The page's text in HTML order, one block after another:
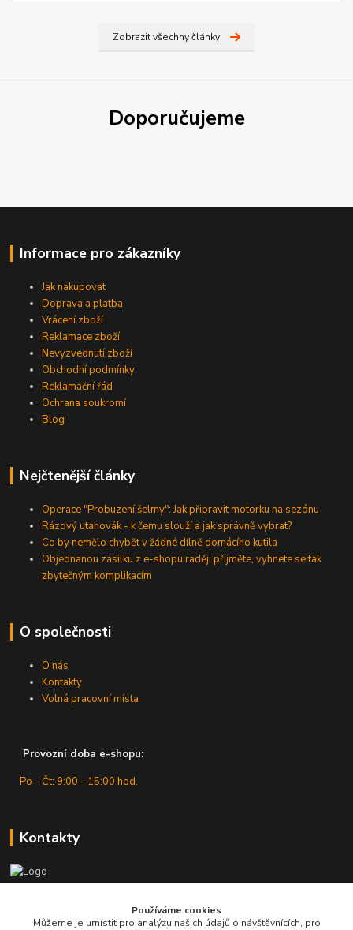
Zobrazit všechny články
Doporučujeme
Informace pro zákazníky
Jak nakupovat
Doprava a platba
Vrácení zboží
Reklamace zboží
Nevyzvednutí zboží
Obchodní podmínky
Reklamační řád
Ochrana soukromí
Blog
Nejčtenější články
Operace "Probuzení šelmy": Jak připravit motorku na sezónu
Rázový utahovák - k čemu slouží a jak správně vybrat?
Co by nemělo chybět v žádné dílně domácího kutila
Objednanou zásilku z e-shopu raději přijměte, vyhnete se tak
zbytečným komplikacím
O společnosti
O nás
Kontakty
Volná pracovní místa
Provozní doba e-shopu:
Po - Čt: 9:00 - 15:00 hod.
Kontakty
+420 607 430 416Používáme cookies
Můžeme je umístit pro analýzu našich údajů o návštěvnících, pro